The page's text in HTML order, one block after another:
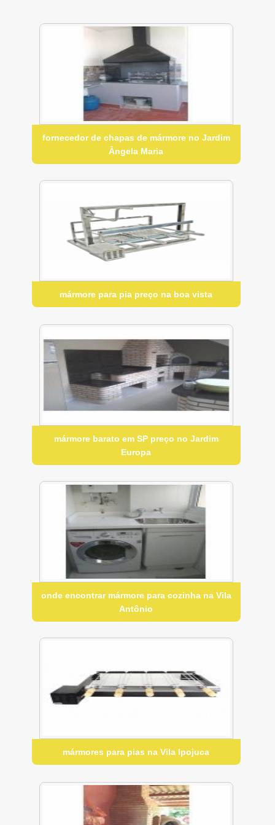
fornecedor de chapas de mármore no Jardim
Ângela Maria
mármore para pia preço na boa vista
mármore barato em SP preço no Jardim
Europa
onde encontrar mármore para cozinha na Vila
Antônio
mármores para pias na Vila Ipojuca